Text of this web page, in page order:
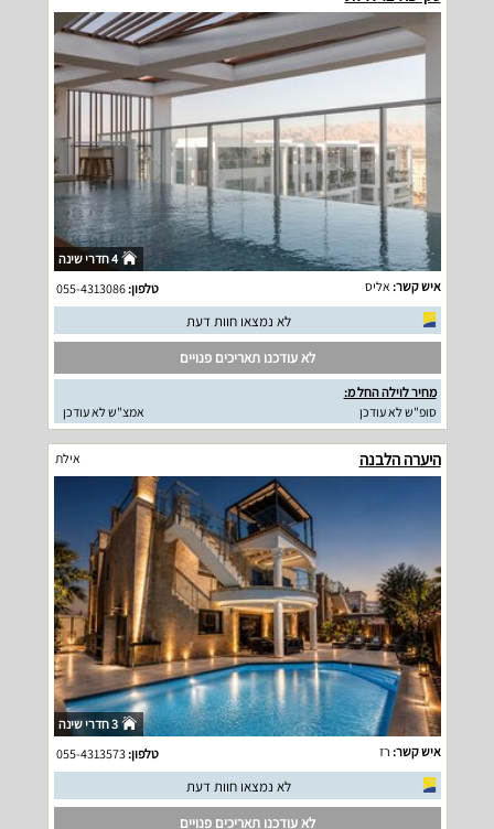
4 חדרי שינה
איש קשר: אליס טלפון:055-4313086
לא נמצאו חוות דעת
לא עודכנו תאריכים פנויים
מחיר לוילה החל מ:
סופ"ש לא עודכן
אמצ"ש לא עודכן
היערה הלבנה אילת
3 חדרי שינה
איש קשר: רז טלפון:055-4313573
לא נמצאו חוות דעת
לא עודכנו תאריכים פנויים